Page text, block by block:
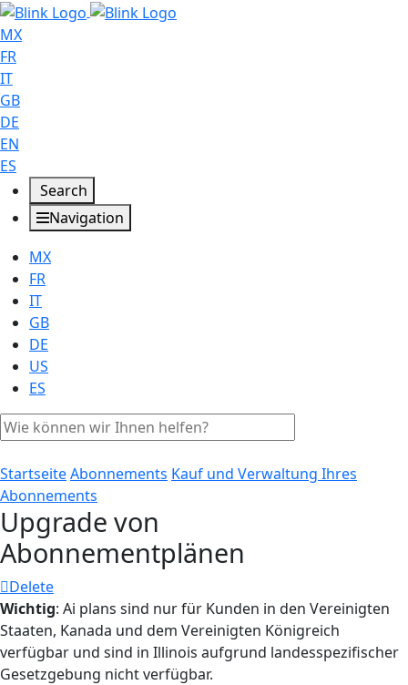
MX
FR
IT
GB
DE
EN
ES
Search
Navigation
MX
FR
IT
GB
DE
US
ES
StartseiteAbonnements Kauf und Verwaltung Ihres
Abonnements
Upgrade von
Abonnementplänen
Delete
Wichtig: Ai plans sind nur für Kunden in den Vereinigten
Staaten, Kanada und dem Vereinigten Königreich
verfügbar und sind in Illinois aufgrund landesspezifischer
Gesetzgebung nicht verfügbar.